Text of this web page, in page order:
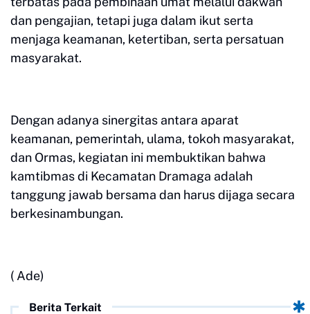
dan pengajian, tetapi juga dalam ikut serta
menjaga keamanan, ketertiban, serta persatuan
masyarakat.
Dengan adanya sinergitas antara aparat
keamanan, pemerintah, ulama, tokoh masyarakat,
dan Ormas, kegiatan ini membuktikan bahwa
kamtibmas di Kecamatan Dramaga adalah
tanggung jawab bersama dan harus dijaga secara
berkesinambungan.
( Ade)
Berita Terkait